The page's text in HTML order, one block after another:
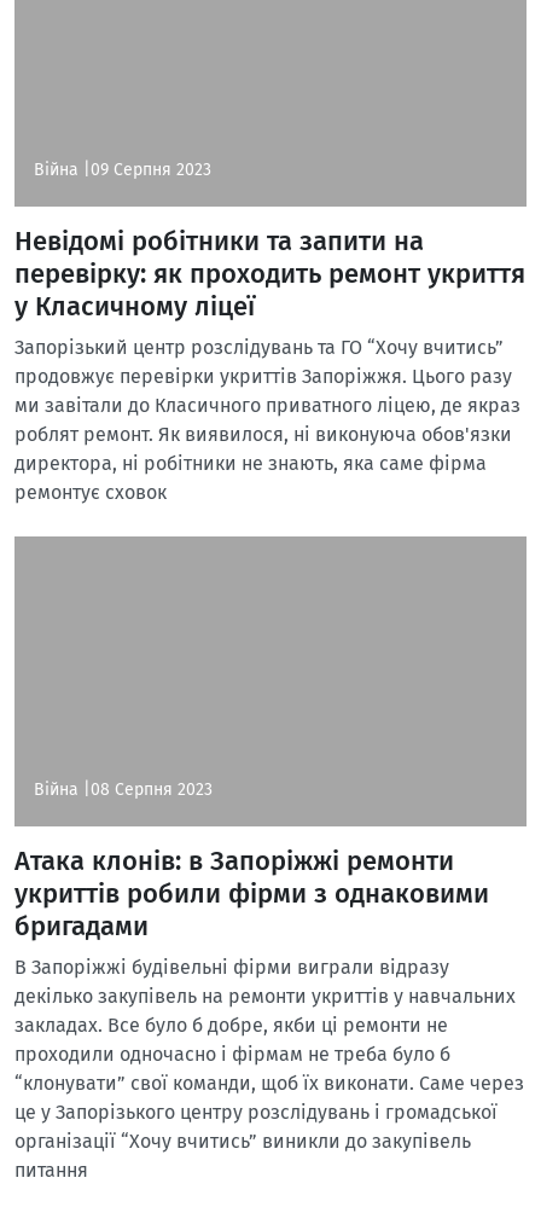
Війна | 09 Серпня 2023
Невідомі робітники та запити на
перевірку: як проходить ремонт укриття
у Класичному ліцеї
Запорізький центр розслідувань та ГО “Хочу вчитись”
продовжує перевірки укриттів Запоріжжя. Цього разу
ми завітали до Класичного приватного ліцею, де якраз
роблят ремонт. Як виявилося, ні виконуюча обов'язки
директора, ні робітники не знають, яка саме фірма
ремонтує сховок
Війна | 08 Серпня 2023
Атака клонів: в Запоріжжі ремонти
укриттів робили фірми з однаковими
бригадами
В Запоріжжі будівельні фірми виграли відразу
декілько закупівель на ремонти укриттів у навчальних
закладах. Все було б добре, якби ці ремонти не
проходили одночасно і фірмам не треба було б
“клонувати” свої команди, щоб їх виконати. Саме через
це у Запорізького центру розслідувань і громадської
організації “Хочу вчитись” виникли до закупівель
питання